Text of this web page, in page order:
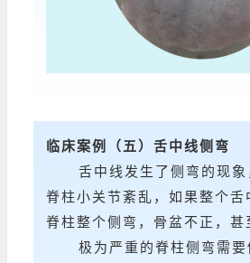
临床案例
（五）舌中线侧弯
舌中线发生了侧弯的现象
脊柱小关节紊乱，如果整个舌
脊柱整个侧弯，骨盆不正，甚
极为严重的脊柱侧弯需要